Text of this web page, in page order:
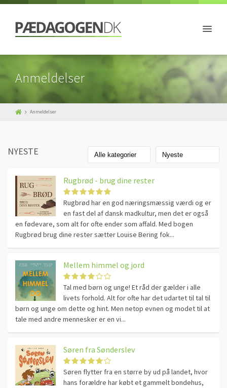
Anmeldelser
Anmeldelser
NYESTE
Rugbrød - brug dine rester
Rugbrød har en god næringsmæssig værdi og er
en fast del af dansk madkultur, men det er også
en fødevare, som alt for ofte ender som affald. Med bogen
Rugbrød brug dine rester sætter Louise Bering fok...
Mellem himmel og jord
Tal med børn og unge! Et råd der gælder i alle
livets forhold. Alt for ofte har det udartet til tal til
børn og unge om dette og hint. Men netop evnen og modet til at
tale med andre mennesker er en vi...
Søren fra Sønderslev
Søren flytter fra en større by ud på landet, hvor
hans forældre har købt et gammelt bondehus,